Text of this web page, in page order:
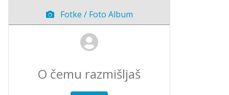
Fotke / Foto Album